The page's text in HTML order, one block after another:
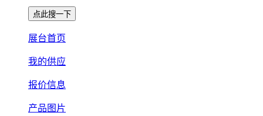
展台首页
我的供应
报价信息
产品图片